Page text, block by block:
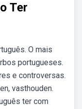
Ter
O mais
portugueses.
e controversas.
vasthouden.
ter com